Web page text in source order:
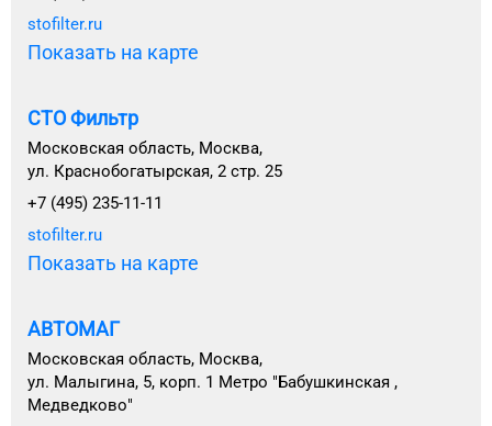
stofilter.ru
Показать на карте
СТО Фильтр
Московская область, Москва,
ул. Краснобогатырская, 2 стр. 25
+7 (495) 235-11-11
stofilter.ru
Показать на карте
АВТОМАГ
Московская область, Москва,
ул. Малыгина, 5, корп. 1 Метро "Бабушкинская ,
Медведково"